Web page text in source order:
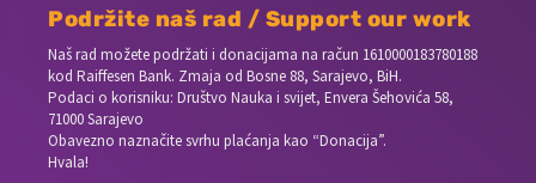
Podržite naš rad / Support our work
Naš rad možete podržati i donacijama na račun 1610000183780188
kod Raiffesen Bank. Zmaja od Bosne 88, Sarajevo, BiH.
Podaci o korisniku: Društvo Nauka i svijet, Envera Šehovića 58,
71000 Sarajevo
Obavezno naznačite svrhu plaćanja kao “Donacija”.
Hvala!